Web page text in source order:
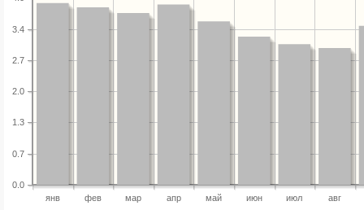
янв фев мар апр май июн июл авг
0.0
0.7
1.3
2.0
2.7
3.4